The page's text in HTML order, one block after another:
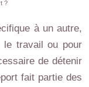
?
à un autre,
travail ou pour
de détenir
fait partie des